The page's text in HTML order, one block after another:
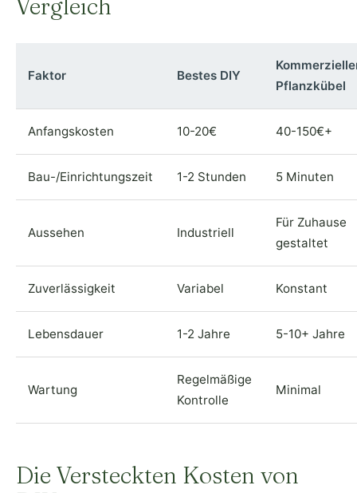
Vergleich
Faktor Bestes DIY
Pflanzkübel
Anfangskosten 10-20€ 40-150€+
Bau-/Einrichtungszeit 1-2 Stunden 5 Minuten
Aussehen Industriell
Für Zuhause
gestaltet
Zuverlässigkeit Variabel Konstant
Lebensdauer 1-2 Jahre 5-10+ Jahre
Wartung
Regelmäßige
Kontrolle
Minimal
Die Versteckten Kosten von